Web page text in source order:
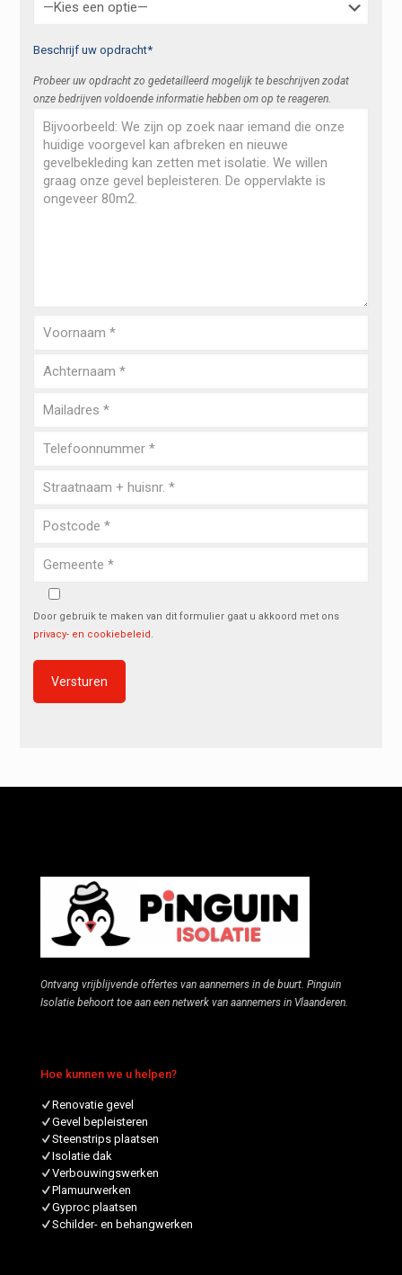
Beschrijf uw opdracht*
Probeer uw opdracht zo gedetailleerd mogelijk te beschrijven zodat
onze bedrijven voldoende informatie hebben om op te reageren.
Door gebruik te maken van dit formulier gaat u akkoord met ons
privacy- en cookiebeleid .
Ontvang vrijblijvende offertes van aannemers in de buurt. Pinguin
Isolatie behoort toe aan een netwerk van aannemers in Vlaanderen.
Hoe kunnen we u helpen?
Renovatie gevel
Gevel bepleisteren
Steenstrips plaatsen
Isolatie dak
Verbouwingswerken
Plamuurwerken
Gyproc plaatsen
Schilder- en behangwerken